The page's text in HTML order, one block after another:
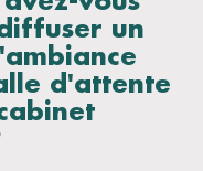
un
d'attente